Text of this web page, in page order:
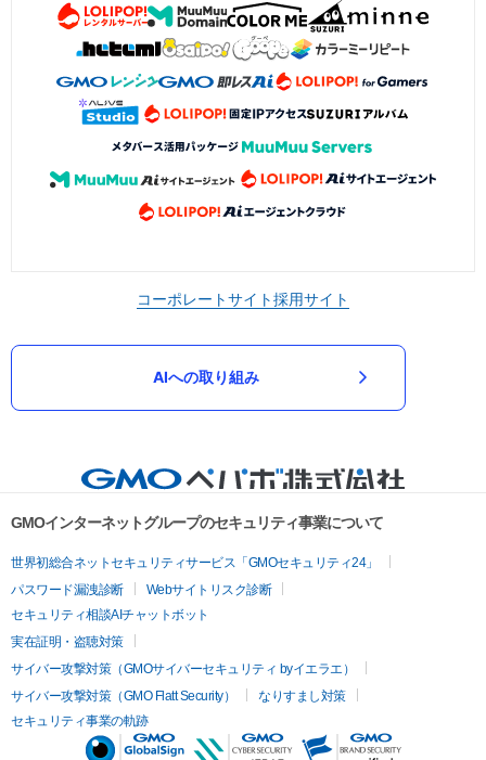
コーポレートサイト採用サイト
AIへの取り組み
GMOインターネットグループのセキュリティ事業について
世界初総合ネットセキュリティサービス「GMOセキュリティ24」
パスワード漏洩診断
Webサイトリスク診断
セキュリティ相談AIチャットボット
実在証明・盗聴対策
サイバー攻撃対策（GMOサイバーセキュリティ byイエラエ）
サイバー攻撃対策（GMO Flatt Security）
なりすまし対策
セキュリティ事業の軌跡